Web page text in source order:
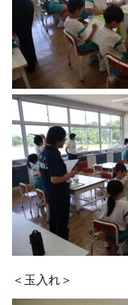
＜玉入れ＞